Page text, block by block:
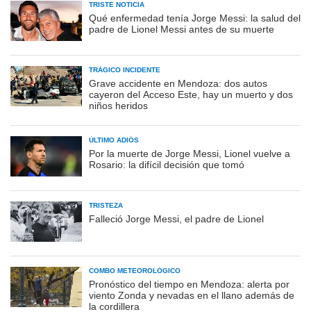
TRISTE NOTICIA
Qué enfermedad tenía Jorge Messi: la salud del
padre de Lionel Messi antes de su muerte
TRÁGICO INCIDENTE
Grave accidente en Mendoza: dos autos
cayeron del Acceso Este, hay un muerto y dos
niños heridos
ÚLTIMO ADIÓS
Por la muerte de Jorge Messi, Lionel vuelve a
Rosario: la difícil decisión que tomó
TRISTEZA
Falleció Jorge Messi, el padre de Lionel
COMBO METEOROLÓGICO
Pronóstico del tiempo en Mendoza: alerta por
viento Zonda y nevadas en el llano además de
la cordillera